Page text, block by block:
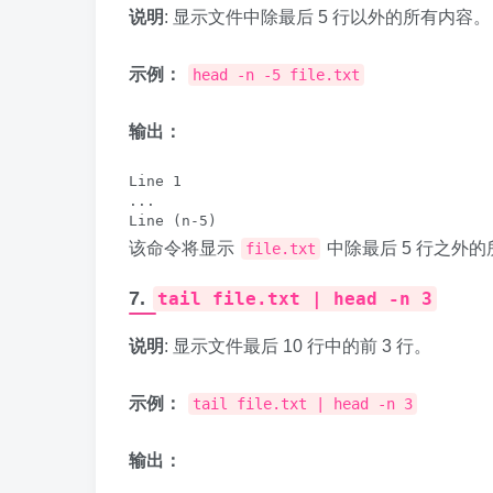
说明: 显示文件中除最后 5 行以外的所有内容。
示例： head -n -5 file.txt
输出：
Line 1
...
该命令将显示 file.txt 中除最后 5 行之外的
7. tail file.txt | head -n 3
说明: 显示文件最后 10 行中的前 3 行。
示例： tail file.txt | head -n 3
输出：